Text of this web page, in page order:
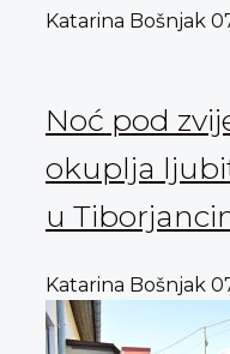
Katarina Bošnjak
Noć pod
okuplja
u
Katarina Bošnjak